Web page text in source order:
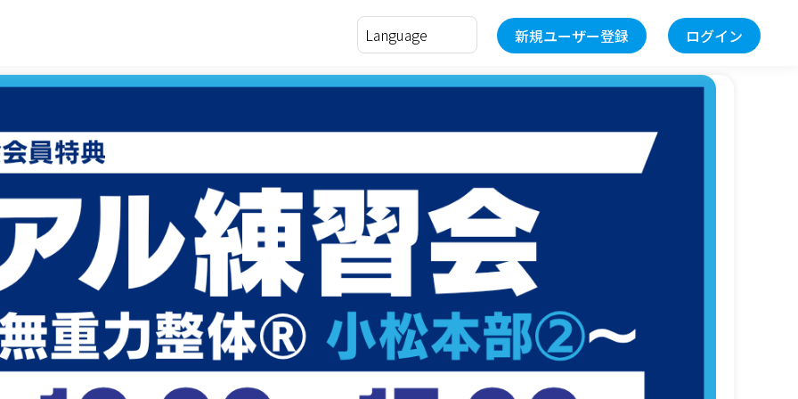
新規ユーザー登録 ログイン